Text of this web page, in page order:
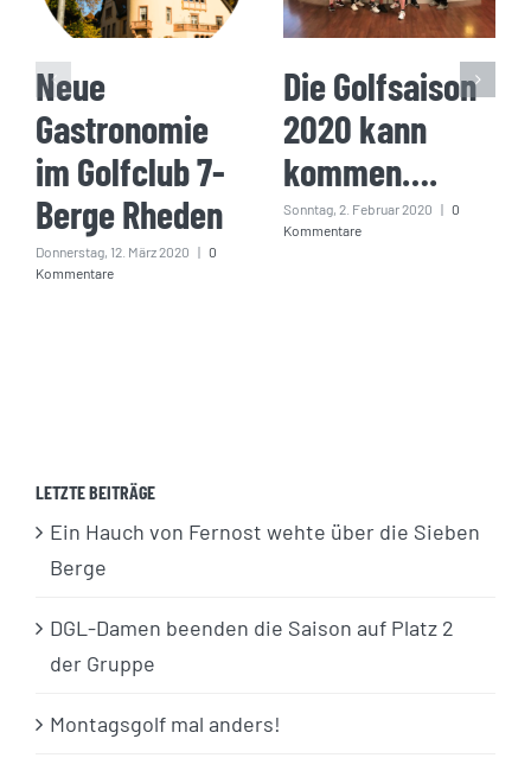
Neue
Gastronomie
im Golfclub 7-
Berge Rheden
Donnerstag, 12. März 2020 | 0
Kommentare
Die Golfsaison
2020 kann
kommen….
Sonntag, 2. Februar 2020 | 0
Kommentare
LETZTE BEITRÄGE
Ein Hauch von Fernost wehte über die Sieben
Berge
DGL-Damen beenden die Saison auf Platz 2
der Gruppe
Montagsgolf mal anders!